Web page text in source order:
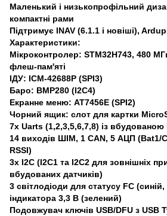
Маленький і низькопрофільний
компактні рами
Підтримує INAV (6.1.1 і новіші),
Характеристики:
Мікроконтролер: STM32H743, 480
флеш-пам'яті
ІДУ: ICM-42688P (SPI3)
Баро: BMP280 (I2C4)
Екранне меню: AT7456E (SPI2)
Чорний ящик: слот для картки
7x Uarts (1,2,3,5,6,7,8) із вбудованою
14 виходів ШІМ, 1 CAN, 5 АЦП (Bat1/
RSSI)
3x I2C (I2C1 та I2C2 для зовнішніх
вбудованих датчиків)
3 світлодіоди для статусу FC
індикатора 3,3 В (зелений)
Подовжувач ключів USB/DFU з USB